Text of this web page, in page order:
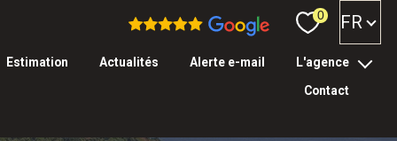
0 Langue
FR
estimation actualités alerte e-mail l'agence
contact